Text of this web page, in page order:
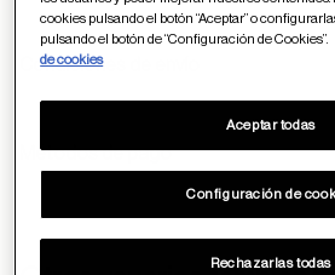
Condiciones de envío
Métodos de pago
cookies pulsando el botón “Aceptar” o
pulsando el botón de “Configuración de Cookies”.
de cookies
Configuración de
Rechazarlas todas
Aceptar todas